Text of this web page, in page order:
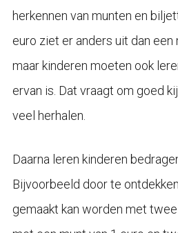
herkennen van munten en
euro ziet er anders uit dan een
maar kinderen moeten ook
ervan is. Dat vraagt om goed
veel herhalen.
Daarna leren kinderen
Bijvoorbeeld door te
gemaakt kan worden met